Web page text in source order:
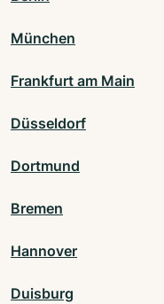
München
Frankfurt am Main
Düsseldorf
Dortmund
Bremen
Hannover
Duisburg